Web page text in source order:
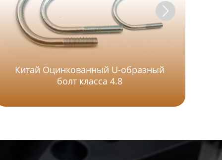
Китай Оцинкованный U-образный
болт класса 4.8